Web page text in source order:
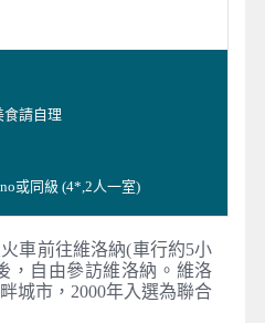
食請自理
或同級 (4*,2人一室)
車前往維洛納(車行約5小
，自由參訪維洛納。維洛
城市，2000年入選為聯合